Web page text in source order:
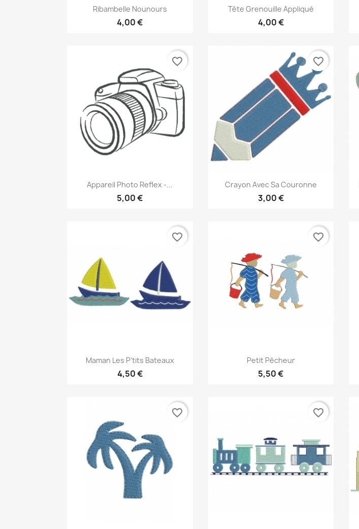
Aperçu rapide
Ribambelle Nounours
4,00 €
Aperçu rapide
Tête Grenouille Appliqué
4,00 €
Aperçu rapide
Appareil Photo Reflex -...
5,00 €
favorite_border
Aperçu rapide
Crayon Avec Sa Couronne
3,00 €
favorite_border
Aperçu rapide
Maman Les P'tits Bateaux
4,50 €
favorite_border
Aperçu rapide
Petit Pêcheur
5,50 €
favorite_border
favorite_border favorite_border